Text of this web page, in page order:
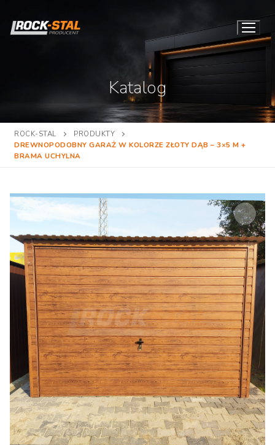
treści
Katalog
ROCK-STAL
PRODUKTY
DREWNOPODOBNY GARAŻ W KOLORZE ZŁOTY DĄB – 3×5 M +
BRAMA UCHYLNA